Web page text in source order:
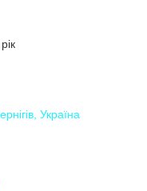
Україна